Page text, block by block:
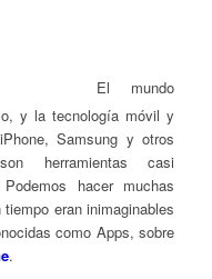
El mundo
y la tecnología móvil y
Samsung y otros
herramientas casi
hacer muchas
eran inimaginables
como Apps, sobre
.